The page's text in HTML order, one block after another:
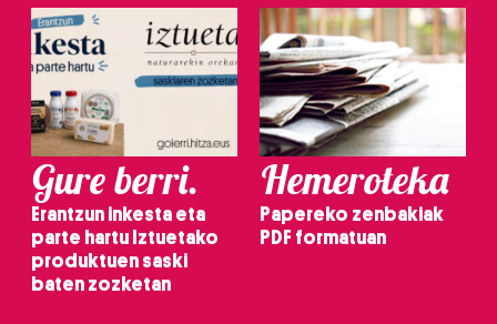
Gure berri.
Erantzun inkesta eta
parte hartu Iztuetako
produktuen saski
baten zozketan
Hemeroteka
Papereko zenbakiak
PDF formatuan